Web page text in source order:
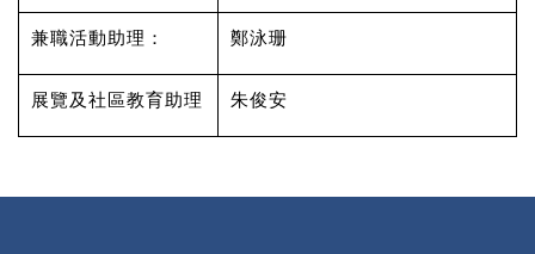
兼職活動助理： 鄭泳珊
展覽及社區教育助理 朱俊安